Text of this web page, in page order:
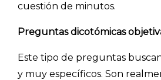
cuestión de minutos.
Preguntas dicotómicas
Este tipo de preguntas
y muy específicos. Son